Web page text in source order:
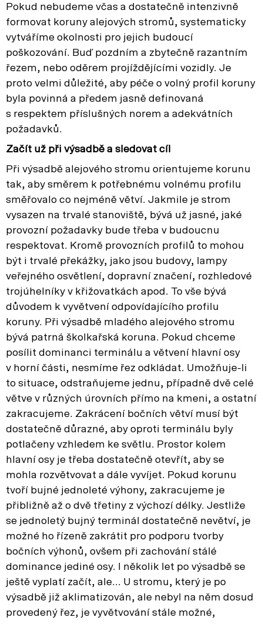
Pokud nebudeme včas a dostatečně intenzivně
formovat koruny alejových stromů, systematicky
vytváříme okolnosti pro jejich budoucí
poškozování. Buď pozdním a zbytečně razantním
řezem, nebo oděrem projíždějícími vozidly. Je
proto velmi důležité, aby péče o volný profil koruny
byla povinná a předem jasně definovaná
s respektem příslušných norem a adekvátních
požadavků.
Začít už při výsadbě a sledovat cíl
Při výsadbě alejového stromu orientujeme korunu
tak, aby směrem k potřebnému volnému profilu
směřovalo co nejméně větví. Jakmile je strom
vysazen na trvalé stanoviště, bývá už jasné, jaké
provozní požadavky bude třeba v budoucnu
respektovat. Kromě provozních profilů to mohou
být i trvalé překážky, jako jsou budovy, lampy
veřejného osvětlení, dopravní značení, rozhledové
trojúhelníky v křižovatkách apod. To vše bývá
důvodem k vyvětvení odpovídajícího profilu
koruny. Při výsadbě mladého alejového stromu
bývá patrná školkařská koruna. Pokud chceme
posílit dominanci terminálu a větvení hlavní osy
v horní části, nesmíme řez odkládat. Umožňuje-li
to situace, odstraňujeme jednu, případně dvě celé
větve v různých úrovních přímo na kmeni, a ostatní
zakracujeme. Zakrácení bočních větví musí být
dostatečně důrazné, aby oproti terminálu byly
potlačeny vzhledem ke světlu. Prostor kolem
hlavní osy je třeba dostatečně otevřít, aby se
mohla rozvětvovat a dále vyvíjet. Pokud korunu
tvoří bujné jednoleté výhony, zakracujeme je
přibližně až o dvě třetiny z výchozí délky. Jestliže
se jednoletý bujný terminál dostatečně nevětví, je
možné ho řízeně zakrátit pro podporu tvorby
bočních výhonů, ovšem při zachování stálé
dominance jediné osy. I několik let po výsadbě se
ještě vyplatí začít, ale… U stromu, který je po
výsadbě již aklimatizován, ale nebyl na něm dosud
provedený řez, je vyvětvování stále možné,